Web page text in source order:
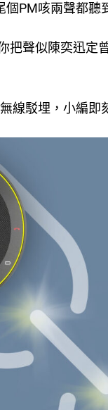
PM咳兩聲都聽
把聲似陳奕迅定
線駁埋，小編即